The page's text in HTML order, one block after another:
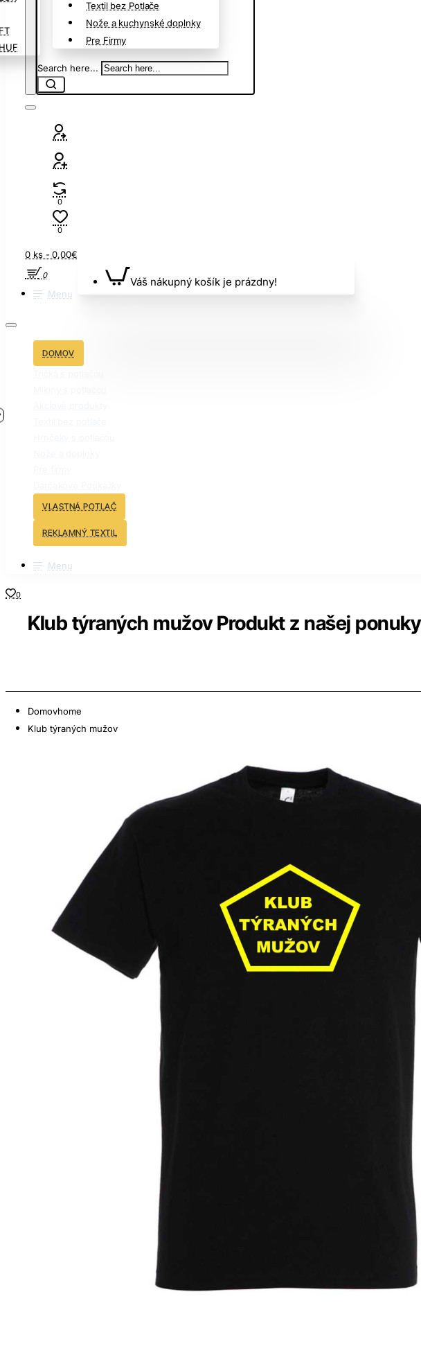
Textil bez Potlače
Nože a kuchynské doplnky
Pre Firmy
Search here...
0
0
0 ks - 0,00€
0 Váš nákupný košík je prázdny!
Menu
DOMOV
VLASTNÁ POTLAČ
REKLAMNÝ TEXTIL
Menu
0
Klub týraných mužov Produkt z našej ponuky
Domovhome
Klub týraných mužov